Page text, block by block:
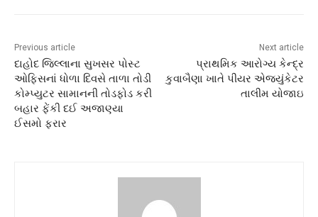
Previous article
દાહોદ જિલ્લાના સુખસર પોસ્ટ
ઓફિસનાં ધોળા દિવસે તાળા તોડી
કોમ્પ્યુટર સામાનની તોડફોડ કરી
બહાર ફેંકી દઈ અજાણ્યા
ઈસમો ફરાર
Next article
પ્રાથમિક આરોગ્ય કેન્દ્ર
કુવાબૈણા ખાતે પીયર એજ્યુંકેટર
તાલીમ યોજાઇ